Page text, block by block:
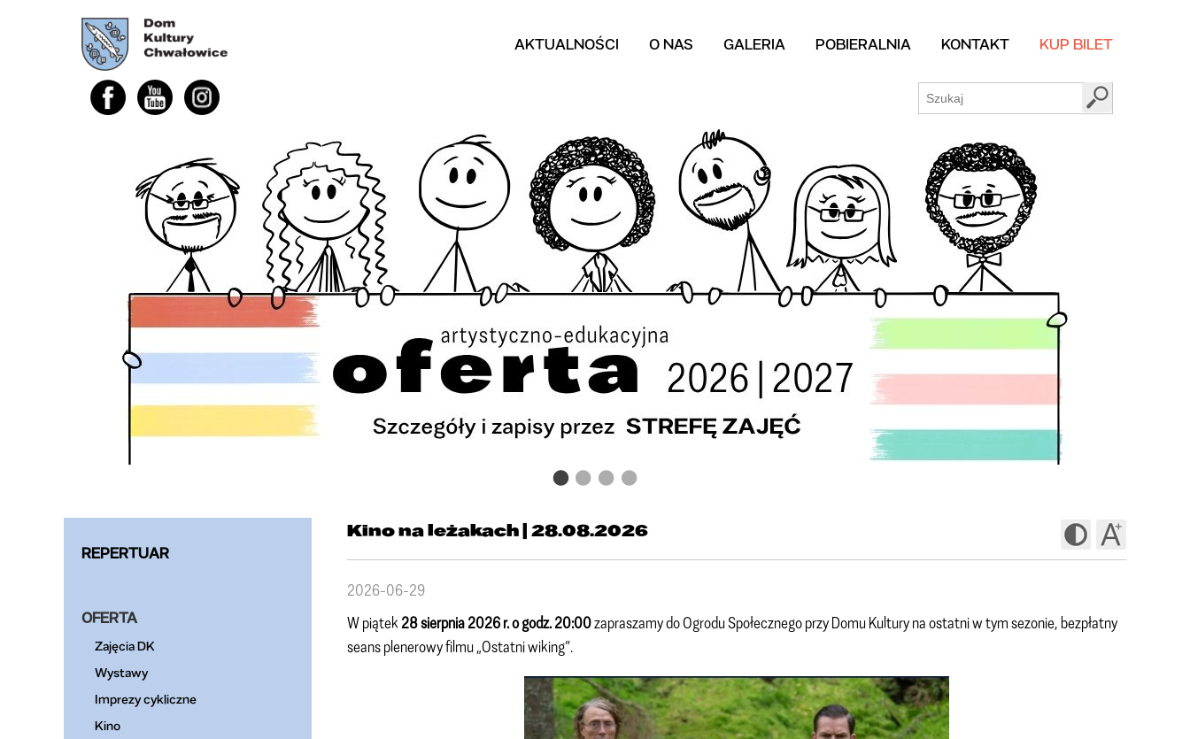
AKTUALNOŚCI O NAS GALERIA POBIERALNIA KONTAKT KUP BILET
REPERTUAR
OFERTA
Zajęcia DK
Wystawy
Imprezy cykliczne
Kino
Kino na leżakach | 28.08.2026
2026-06-29
W piątek 28 sierpnia 2026 r. o godz. 20:00zapraszamy do Ogrodu Społecznego przy Domu Kultury na ostatni w tym sezonie, bezpłatny
seans plenerowy filmu „Ostatni wiking”.